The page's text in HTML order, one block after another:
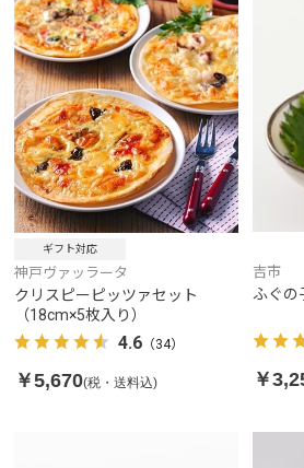
ギフト対応
神戸ヴァッラータ
クリスピーピッツァセット
（18cm×5枚入り）
4.6 （34）
￥5,670(税・送料込)
吉市
ふぐの
￥